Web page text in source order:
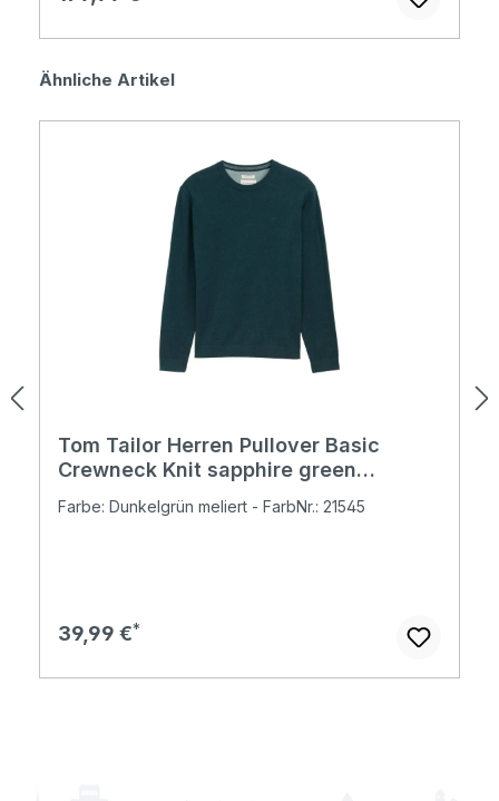
Produktgalerie überspringen
Ähnliche Artikel
Tom Tailor Herren Pullover Basic
Crewneck Knit sapphire green
Farbe: Dunkelgrün meliert - FarbNr.: 21545
Regulärer Preis:
39,99 €